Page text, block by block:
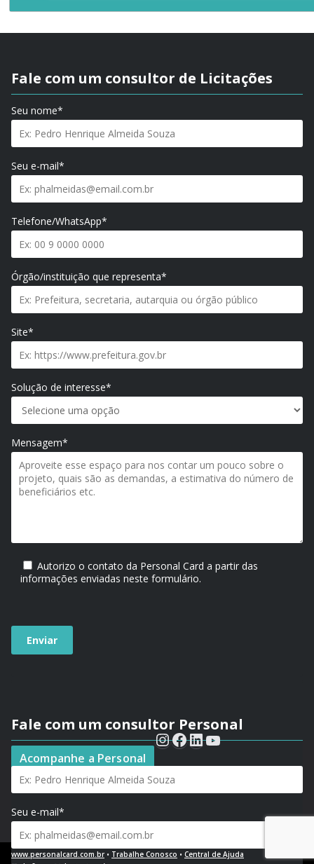
Fale com um consultor de Licitações
Seu nome*
Seu e-mail*
Telefone/WhatsApp*
Órgão/instituição que representa*
Site*
Solução de interesse*
Mensagem*
Autorizo o contato da Personal Card a partir das
informações enviadas neste formulário.
Fale com um consultor Personal
Seu nome*
Seu e-mail*
Acompanhe a Personal
www.personalcard.com.br• Trabalhe Conosco • Central de Ajuda